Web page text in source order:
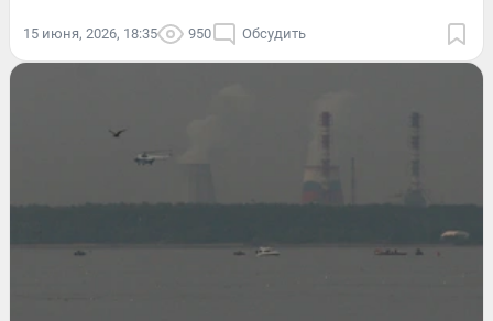
15 июня, 2026, 18:35 950 Обсудить